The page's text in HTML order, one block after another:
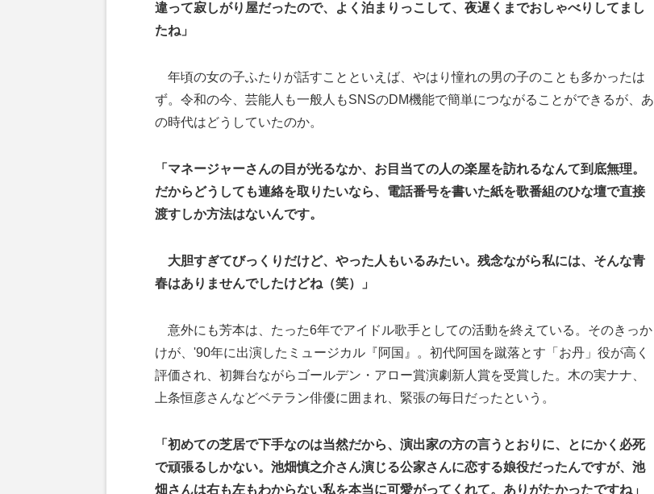
違って寂しがり屋だったので、よく泊まりっこして、夜遅くまでおしゃべりしてまし
たね」
年頃の女の子ふたりが話すことといえば、やはり憧れの男の子のことも多かったは
ず。令和の今、芸能人も一般人もSNSのDM機能で簡単につながることができるが、あ
の時代はどうしていたのか。
「マネージャーさんの目が光るなか、お目当ての人の楽屋を訪れるなんて到底無理。
だからどうしても連絡を取りたいなら、電話番号を書いた紙を歌番組のひな壇で直接
渡すしか方法はないんです。
大胆すぎてびっくりだけど、やった人もいるみたい。残念ながら私には、そんな青
春はありませんでしたけどね（笑）」
意外にも芳本は、たった6年でアイドル歌手としての活動を終えている。そのきっか
けが、'90年に出演したミュージカル『阿国』。初代阿国を蹴落とす「お丹」役が高く
評価され、初舞台ながらゴールデン・アロー賞演劇新人賞を受賞した。木の実ナナ、
上条恒彦さんなどベテラン俳優に囲まれ、緊張の毎日だったという。
「初めての芝居で下手なのは当然だから、演出家の方の言うとおりに、とにかく必死
で頑張るしかない。池畑慎之介さん演じる公家さんに恋する娘役だったんですが、池
畑さんは右も左もわからない私を本当に可愛がってくれて。ありがたかったですね」